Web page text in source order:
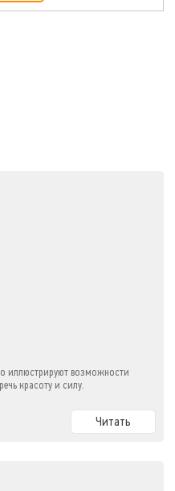
иллюстрируют возможности
красоту и силу.
Читать